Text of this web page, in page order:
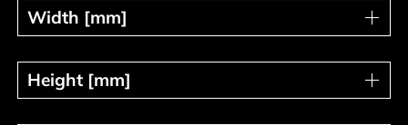
Width [mm]
Width [mm]
Height [mm]
Height [mm]